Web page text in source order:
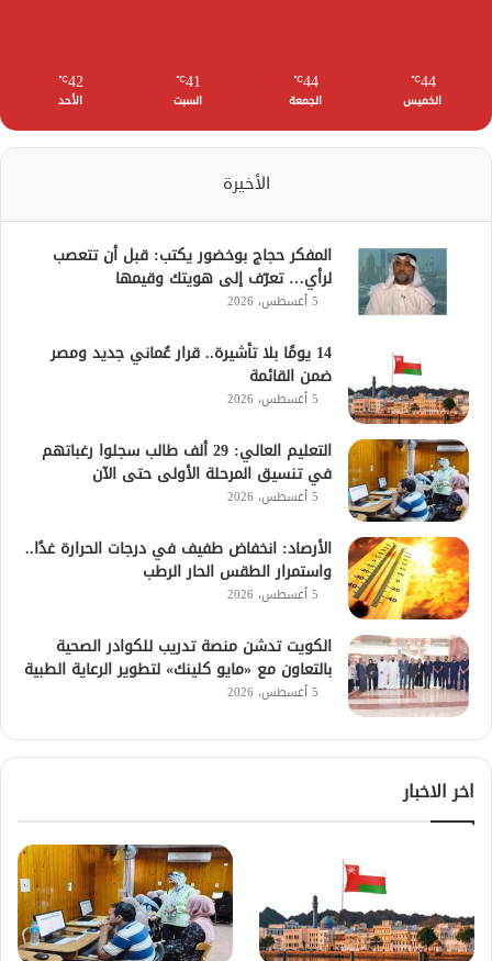
44
℃
الخميس
44
℃
الجمعة
41
℃
السبت
42
℃
الأحد
الأخيرة
المفكر حجاج بوخضور يكتب: قبل أن تتعصب
لرأي… تعرّف إلى هويتك وقيمها
5 أغسطس، 2026
14 يومًا بلا تأشيرة.. قرار عُماني جديد ومصر
ضمن القائمة
5 أغسطس، 2026
التعليم العالي: 29 ألف طالب سجلوا رغباتهم
في تنسيق المرحلة الأولى حتى الآن
5 أغسطس، 2026
الأرصاد: انخفاض طفيف في درجات الحرارة غدًا..
واستمرار الطقس الحار الرطب
5 أغسطس، 2026
الكويت تدشن منصة تدريب للكوادر الصحية
بالتعاون مع «مايو كلينك» لتطوير الرعاية الطبية
5 أغسطس، 2026
اخر الاخبار